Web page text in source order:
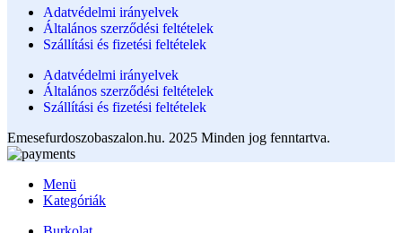
Adatvédelmi irányelvek
Általános szerződési feltételek
Szállítási és fizetési feltételek
Adatvédelmi irányelvek
Általános szerződési feltételek
Szállítási és fizetési feltételek
Emesefurdoszobaszalon.hu. 2025 Minden jog fenntartva.
Menü
Kategóriák